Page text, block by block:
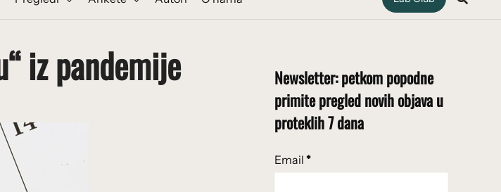
iz pandemije
Newsletter: petkom popodne
primite pregled novih objava u
proteklih 7 dana
Email *